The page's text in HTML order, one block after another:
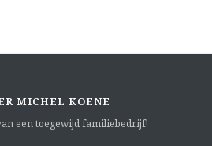
MICHEL KOENE
een toegewijd familiebedrijf!